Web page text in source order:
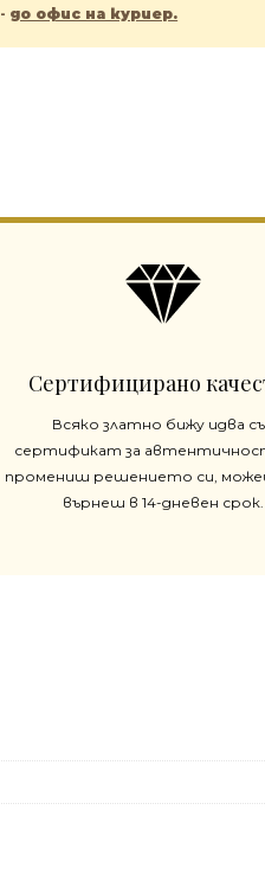
- до офис на куриер.
Сертифицирано
Всяко златно бижу идва
сертификат за
промениш решението си,
върнеш в 14-дневен срок.